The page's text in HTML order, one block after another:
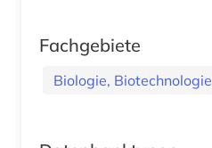
Fachgebiete
Biologie, Biotechnologie